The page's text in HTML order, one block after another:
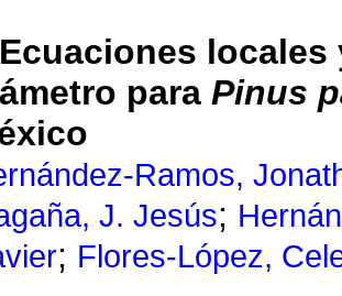
Ecuaciones locales
para Pinus
Ramos,
J. Jesús;
; Flores-López,